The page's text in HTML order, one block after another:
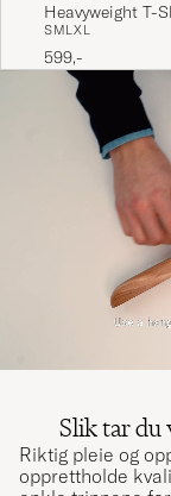
Heavyweight T-
SMLXL
599,-
Slik tar du
Riktig pleie og
opprettholde